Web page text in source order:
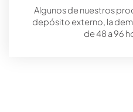
Algunos de nuestros
depósito externo, la
de 48 a 96